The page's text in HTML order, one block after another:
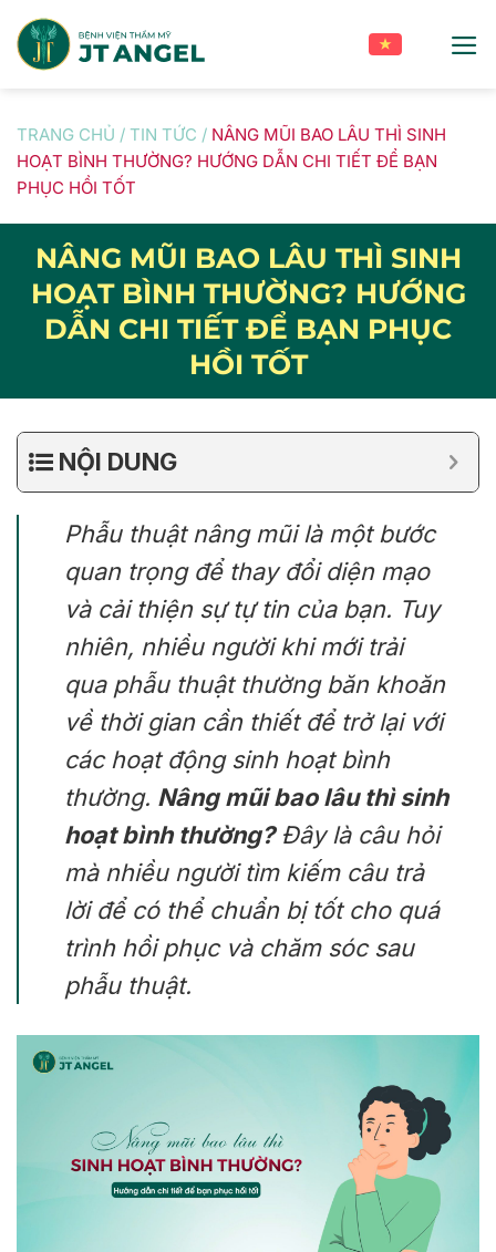
content
TRANG CHỦ / TIN TỨC / NÂNG MŨI BAO LÂU THÌ SINH
HOẠT BÌNH THƯỜNG? HƯỚNG DẪN CHI TIẾT ĐỂ BẠN
PHỤC HỒI TỐT
NÂNG MŨI BAO LÂU THÌ SINH
HOẠT BÌNH THƯỜNG? HƯỚNG
DẪN CHI TIẾT ĐỂ BẠN PHỤC
HỒI TỐT
NỘI DUNG
Phẫu thuật nâng mũi là một bước
quan trọng để thay đổi diện mạo
và cải thiện sự tự tin của bạn. Tuy
nhiên, nhiều người khi mới trải
qua phẫu thuật thường băn khoăn
về thời gian cần thiết để trở lại với
các hoạt động sinh hoạt bình
thường. Nâng mũi bao lâu thì sinh
hoạt bình thường?Đây là câu hỏi
mà nhiều người tìm kiếm câu trả
lời để có thể chuẩn bị tốt cho quá
trình hồi phục và chăm sóc sau
phẫu thuật.